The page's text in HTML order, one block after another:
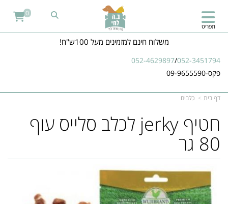
משלוח חינם למזמינים מעל 100ש"ח!
052-4629897/052-3451794
פקס-09-9655590
תפריט
0
דף בית כלבים
חטיף jerky לכלב סלייס עוף
80 גר